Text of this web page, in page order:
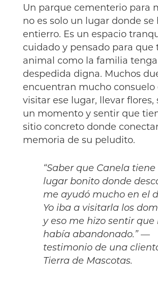
Un parque cementerio para
no es solo un lugar donde se
entierro. Es un espacio
cuidado y pensado para que
animal como la familia
despedida digna. Muchos
encuentran mucho consuelo
visitar ese lugar, llevar flores,
un momento y sentir que
sitio concreto donde
memoria de su peludito.
“Saber que Canela tiene
lugar bonito donde
me ayudó mucho en el
Yo iba a visitarla los
y eso me hizo sentir que
había abandonado.” —
testimonio de una
Tierra de Mascotas.